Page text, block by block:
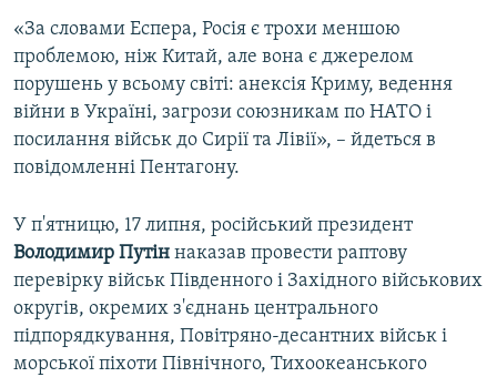
«За словами Еспера, Росія є трохи меншою
проблемою, ніж Китай, але вона є джерелом
порушень у всьому світі: анексія Криму, ведення
війни в Україні, загрози союзникам по НАТО і
посилання військ до Сирії та Лівії», – йдеться в
повідомленні Пентагону.
У п'ятницю, 17 липня, російський президент
Володимир Путін наказав провести раптову
перевірку військ Південного і Західного військових
округів, окремих з'єднань центрального
підпорядкування, Повітряно-десантних військ і
морської піхоти Північного, Тихоокеанського